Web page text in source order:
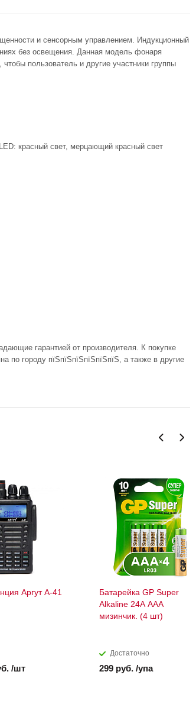
и сенсорным управлением. Индукционный
без освещения. Данная модель фонаря
пользователь и другие участники группы
красный свет, мерцающий красный свет
гарантией от производителя. К покупке
городу пїЅпїЅпїЅпїЅпїЅпїЅ, а также в другие
Аргут А-41
/шт
Батарейка GP Super
Alkaline 24А АAА
мизинчик. (4 шт)
Достаточно
299 руб. /упа